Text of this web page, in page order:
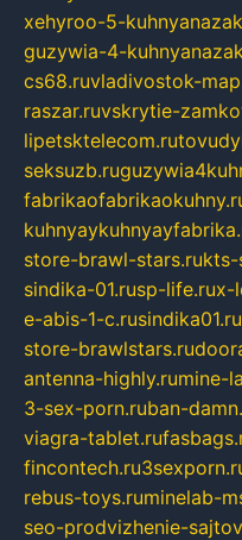
xehyroo-5-
guzywia-4-
cs68.ruvladivostok-
raszar.ruvskrytie-
lipetsktelecom.ru
seksuzb.ru
store-brawl-stars.rukts-
sindika-01.rusp-life.rux-
e-abis-1-c.rusindika01.ru
store-brawlstars.ru
antenna-highly.rumine-
3-sex-porn.ruban-
viagra-tablet.ru
fincontech.ru
rebus-toys.ruminelab-
seo-prodvizhenie-